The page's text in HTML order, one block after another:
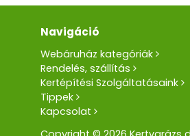
Navigáció
Webáruház kategóriák
Rendelés, szállítás
Kertépítési Szolgáltatásaink
Tippek
Kapcsolat